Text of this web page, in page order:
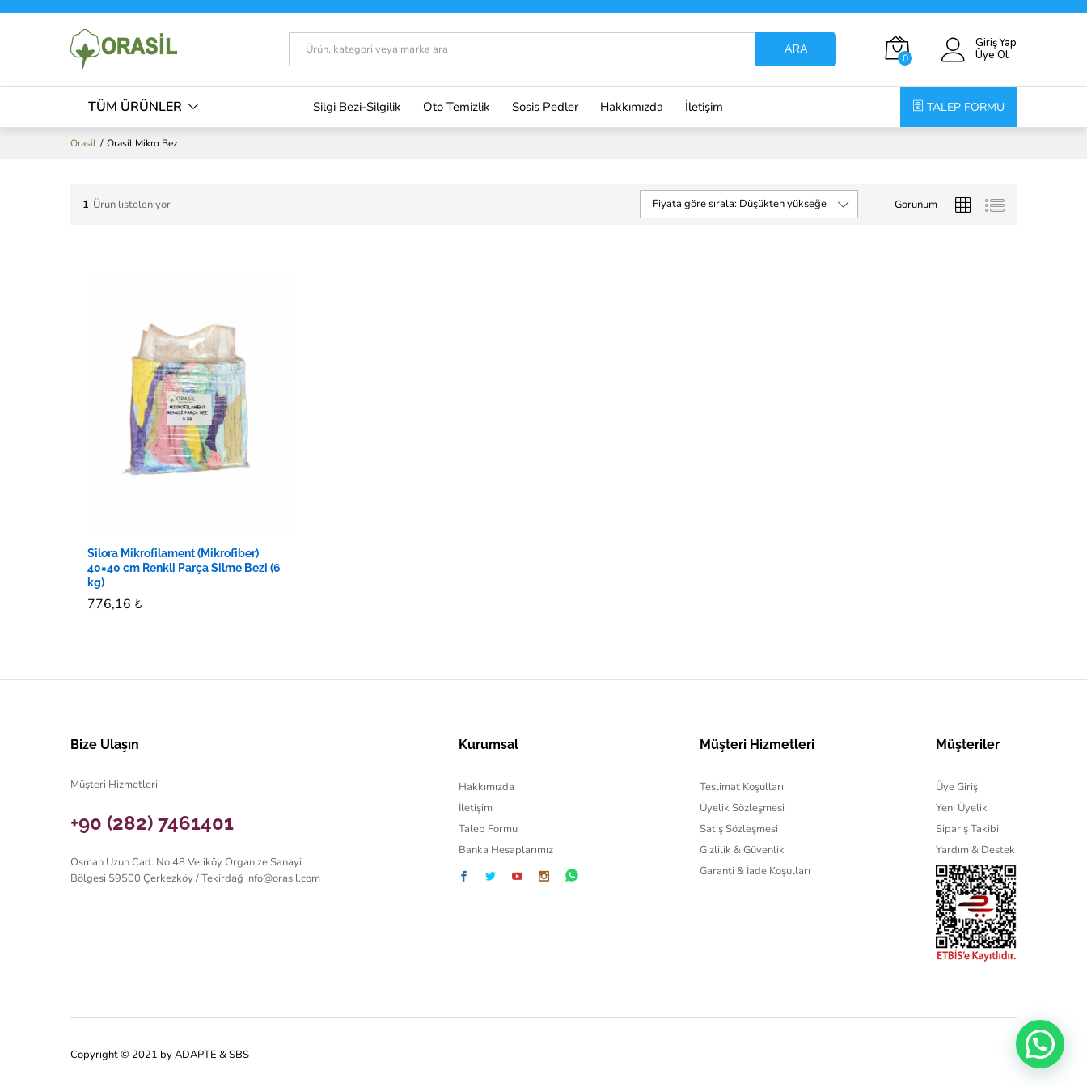
Tümü ARA
0
Giriş Yap
Üye Ol
TÜM ÜRÜNLER Silgi Bezi-Silgilik Oto Temizlik Sosis Pedler Hakkımızda İletişim TALEP FORMU
Orasil / Orasil Mikro Bez
1 Ürün listeleniyor Görünüm
Fiyata göre sırala: Düşükten yükseğe
Silora Mikrofilament (Mikrofiber)
40×40 cm Renkli Parça Silme Bezi (6
kg)
776,16 ₺
776,16 ₺
Bize Ulaşın
Müşteri Hizmetleri
+90 (282) 7461401
Osman Uzun Cad. No:48 Veliköy Organize Sanayi
Bölgesi 59500 Çerkezköy / Tekirdağ info@orasil.com
Kurumsal
Hakkımızda
İletişim
Talep Formu
Banka Hesaplarımız
Müşteri Hizmetleri
Teslimat Koşulları
Üyelik Sözleşmesi
Satış Sözleşmesi
Gizlilik & Güvenlik
Garanti & İade Koşulları
Müşteriler
Üye Girişi
Yeni Üyelik
Sipariş Takibi
Yardım & Destek
Copyright © 2021 by ADAPTE & SBS